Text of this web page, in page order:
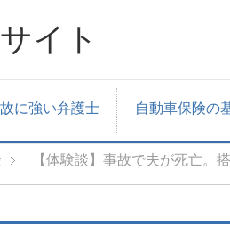
イト
に強い弁護士 自動車保険の
【体験談】事故で夫が死亡。